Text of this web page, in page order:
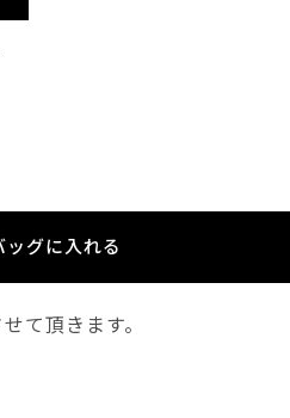
グに入れる
て頂きます。